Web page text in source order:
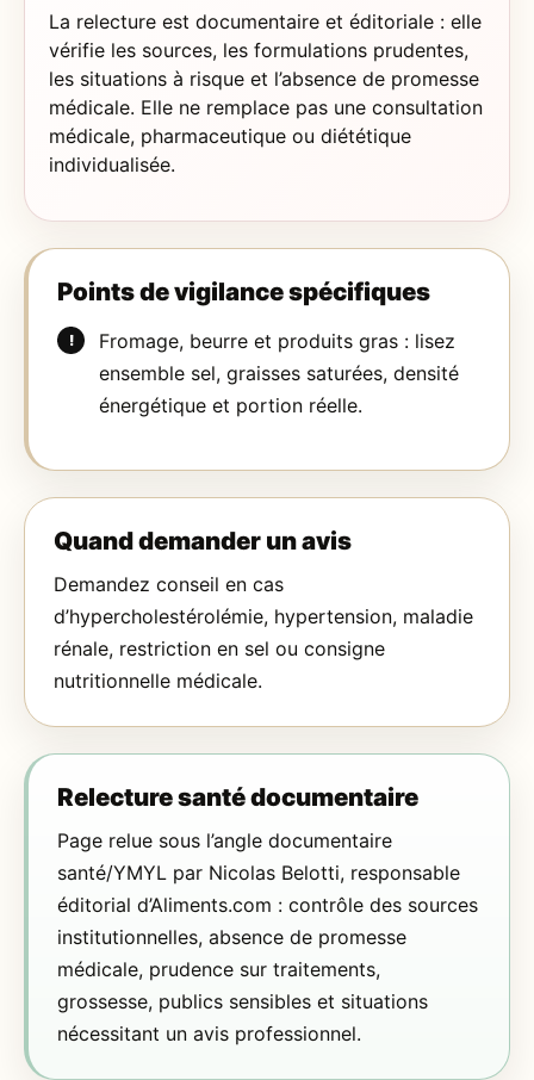
La relecture est documentaire et éditoriale : elle
vérifie les sources, les formulations prudentes,
les situations à risque et l’absence de promesse
médicale. Elle ne remplace pas une consultation
médicale, pharmaceutique ou diététique
individualisée.
Points de vigilance spécifiques
Fromage, beurre et produits gras : lisez
ensemble sel, graisses saturées, densité
énergétique et portion réelle.
Quand demander un avis
Demandez conseil en cas
d’hypercholestérolémie, hypertension, maladie
rénale, restriction en sel ou consigne
nutritionnelle médicale.
Relecture santé documentaire
Page relue sous l’angle documentaire
santé/YMYL par Nicolas Belotti, responsable
éditorial d’Aliments.com : contrôle des sources
institutionnelles, absence de promesse
médicale, prudence sur traitements,
grossesse, publics sensibles et situations
nécessitant un avis professionnel.